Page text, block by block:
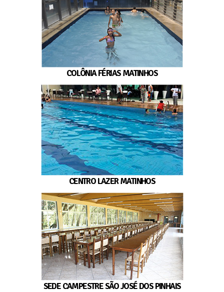
COLÔNIA FÉRIAS MATINHOS
CENTRO LAZER MATINHOS
SEDE CAMPESTRE SÃO JOSÉ DOS PINHAIS